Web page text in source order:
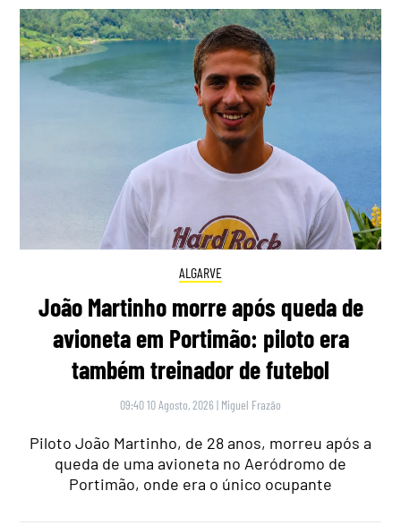
ALGARVE
João Martinho morre após queda de
avioneta em Portimão: piloto era
também treinador de futebol
09:40 10 Agosto, 2026 | Miguel Frazão
Piloto João Martinho, de 28 anos, morreu após a
queda de uma avioneta no Aeródromo de
Portimão, onde era o único ocupante